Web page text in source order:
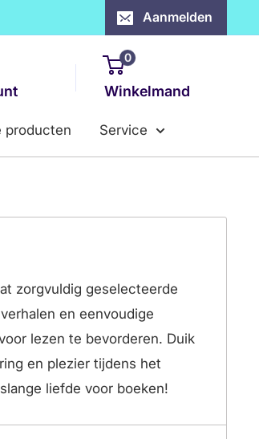
Aanmelden
0
Winkelmand
producten Service
zorgvuldig geselecteerde
en eenvoudige
lezen te bevorderen. Duik
en plezier tijdens het
liefde voor boeken!